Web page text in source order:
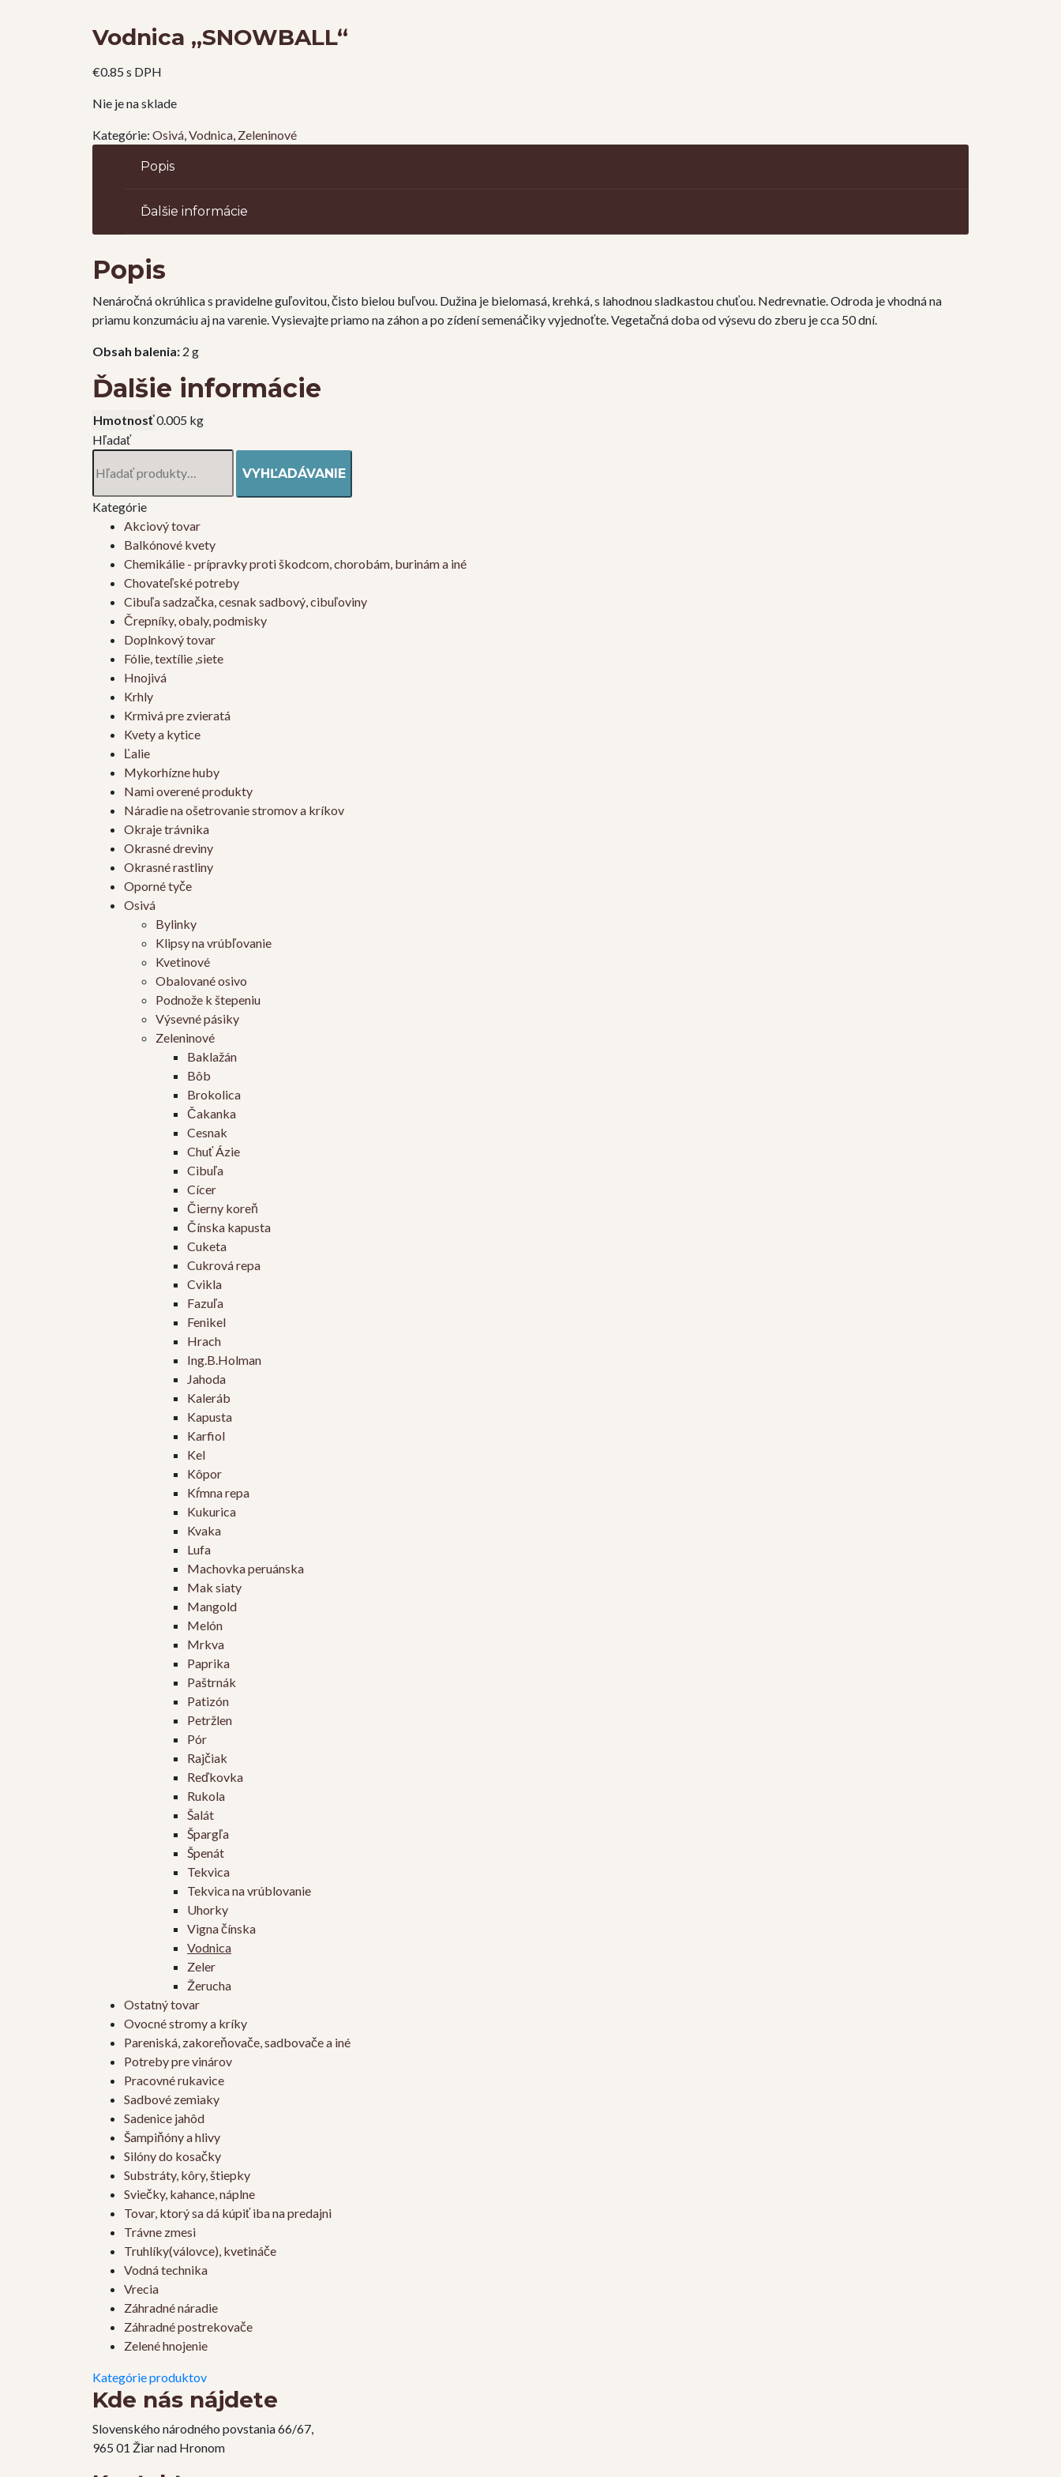
Vodnica „SNOWBALL“
€0.85s DPH
Nie je na sklade
Kategórie: Osivá,Vodnica, Zeleninové
Popis
Ďalšie informácie
Popis
Nenáročná okrúhlica s pravidelne guľovitou, čisto bielou buľvou. Dužina je bielomasá, krehká, s lahodnou sladkastou chuťou. Nedrevnatie. Odroda je vhodná na
priamu konzumáciu aj na varenie. Vysievajte priamo na záhon a po zídení semenáčiky vyjednoťte. Vegetačná doba od výsevu do zberu je cca 50 dní.
Obsah balenia: 2 g
Ďalšie informácie
Hmotnosť0.005 kg
Hľadať
VYHĽADÁVANIE
Kategórie
Akciový tovar
Balkónové kvety
Chemikálie - prípravky proti škodcom, chorobám, burinám a iné
Chovateľské potreby
Cibuľa sadzačka, cesnak sadbový, cibuľoviny
Črepníky, obaly, podmisky
Doplnkový tovar
Fólie, textílie ,siete
Hnojivá
Krhly
Krmivá pre zvieratá
Kvety a kytice
Ľalie
Mykorhízne huby
Nami overené produkty
Náradie na ošetrovanie stromov a kríkov
Okraje trávnika
Okrasné dreviny
Okrasné rastliny
Oporné tyče
Osivá
Bylinky
Klipsy na vrúbľovanie
Kvetinové
Obalované osivo
Podnože k štepeniu
Výsevné pásiky
Zeleninové
Baklažán
Bôb
Brokolica
Čakanka
Cesnak
Chuť Ázie
Cibuľa
Cícer
Čierny koreň
Čínska kapusta
Cuketa
Cukrová repa
Cvikla
Fazuľa
Fenikel
Hrach
Ing.B.Holman
Jahoda
Kaleráb
Kapusta
Karfiol
Kel
Kôpor
Kŕmna repa
Kukurica
Kvaka
Lufa
Machovka peruánska
Mak siaty
Mangold
Melón
Mrkva
Paprika
Paštrnák
Patizón
Petržlen
Pór
Rajčiak
Reďkovka
Rukola
Šalát
Špargľa
Špenát
Tekvica
Tekvica na vrúblovanie
Uhorky
Vigna čínska
Vodnica
Zeler
Žerucha
Ostatný tovar
Ovocné stromy a kríky
Pareniská, zakoreňovače, sadbovače a iné
Potreby pre vinárov
Pracovné rukavice
Sadbové zemiaky
Sadenice jahôd
Šampiňóny a hlivy
Silóny do kosačky
Substráty, kôry, štiepky
Sviečky, kahance, náplne
Tovar, ktorý sa dá kúpiť iba na predajni
Trávne zmesi
Truhlíky(válovce), kvetináče
Vodná technika
Vrecia
Záhradné náradie
Záhradné postrekovače
Zelené hnojenie
Kategórie produktov
Kde nás nájdete
Slovenského národného povstania 66/67,
965 01 Žiar nad Hronom